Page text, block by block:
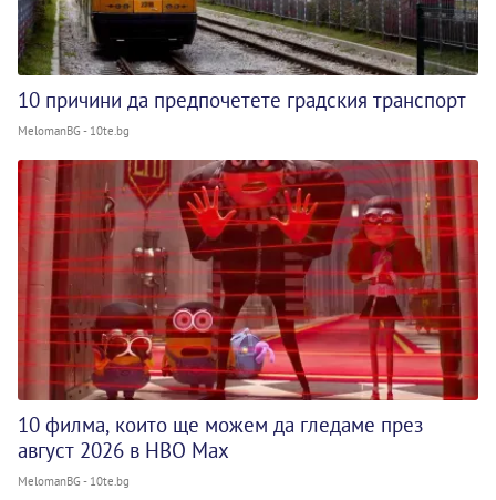
10 причини да предпочетете градския транспорт
MelomanBG - 10te.bg
10 филма, които ще можем да гледаме през
август 2026 в HBO Max
MelomanBG - 10te.bg